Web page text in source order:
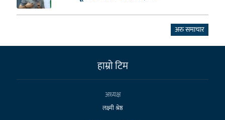
अरु समाचार
हाम्राे टिम
अध्यक्ष
लक्ष्मी श्रेष्ठ